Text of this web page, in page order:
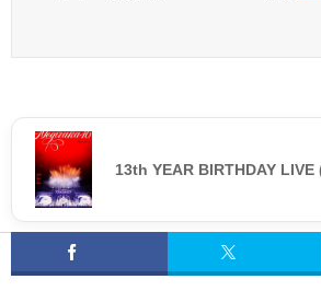
13th YEAR BIRTHDAY